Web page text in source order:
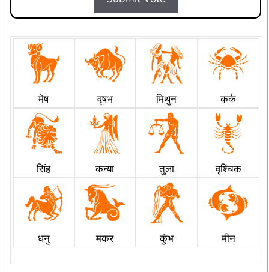
मेष वृषभ मिथुन कर्क
सिंह कन्या तुला वृश्चिक
धनु मकर कुंभ मीन